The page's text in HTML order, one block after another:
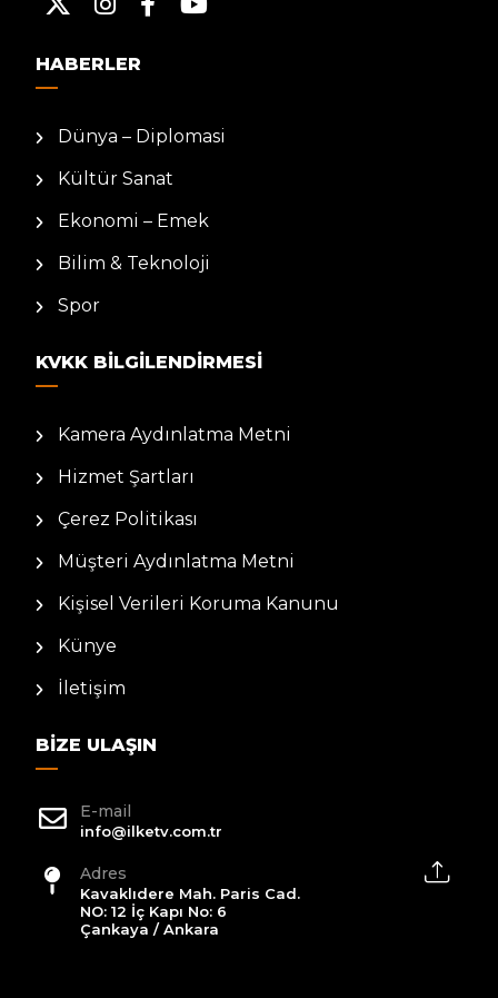
HABERLER
Dünya – Diplomasi
Kültür Sanat
Ekonomi – Emek
Bilim & Teknoloji
Spor
KVKK BILGILENDIRMESI
Kamera Aydınlatma Metni
Hizmet Şartları
Çerez Politikası
Müşteri Aydınlatma Metni
Kişisel Verileri Koruma Kanunu
Künye
İletişim
BIZE ULAŞIN
E-mail
info@ilketv.com.tr
Adres
Kavaklıdere Mah. Paris Cad.
NO: 12 İç Kapı No: 6
Çankaya / Ankara